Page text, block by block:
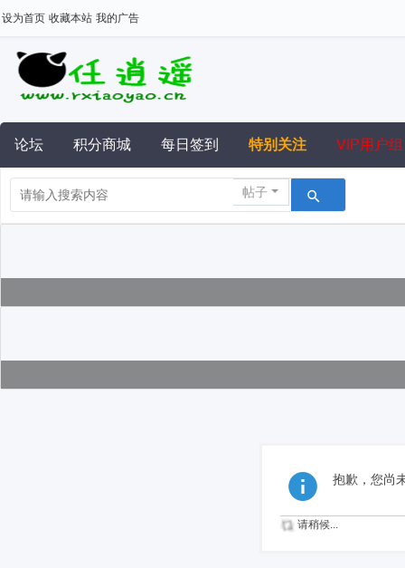
设为首页 收藏本站 我的广告
论坛 积分商城 每日签到 特别关注 VIP用户组
帖子
抱歉，您尚
请稍候...